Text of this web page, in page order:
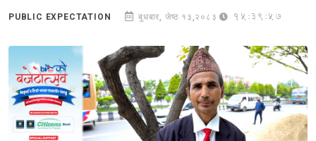
PUBLIC EXPECTATION बुधबार, जेष्ठ १३,२०८३ 15:39:57